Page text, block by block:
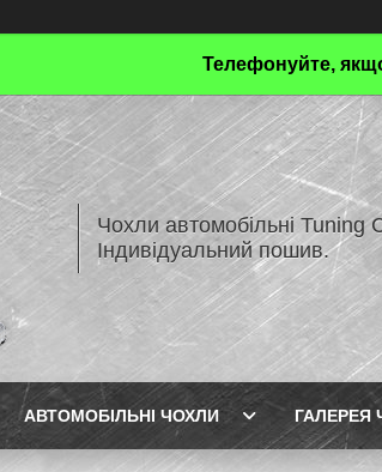
Телефонуйте,
Чохли автомобільні Tuning
Індивідуальний пошив.
АВТОМОБІЛЬНІ ЧОХЛИ ГАЛЕРЕЯ